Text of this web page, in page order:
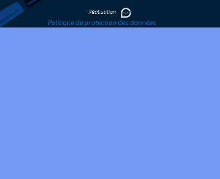
Politique de protection des données
Réalisation